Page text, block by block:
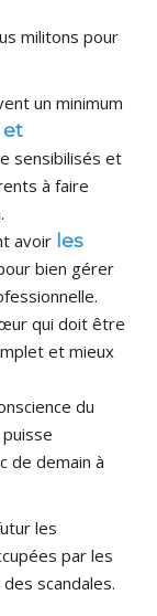
militons pour
un minimum
et
sensibilisés et
à faire
avoir les
bien gérer
qui doit être
et mieux
du
de demain à
les
par les
scandales.